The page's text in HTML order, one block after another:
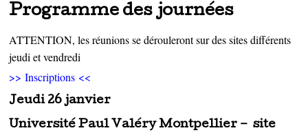
Programme des journées
ATTENTION, les réunions se dérouleront sur des sites différents
jeudi et vendredi
>> Inscriptions <<
Jeudi 26 janvier
Université Paul Valéry Montpellier – site